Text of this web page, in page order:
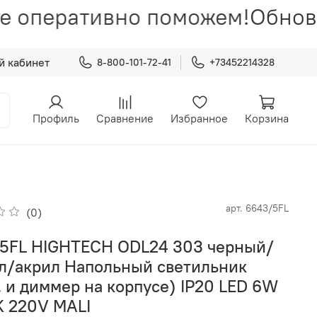
оперативно поможем!
кабинет 8-800-101-72-41 +73452214328
Профиль Сравнение Избранное Корзина
(0) арт. 6643/5FL
HIGHTECH ODL24 303 черный/
акрил Напольный светильник
диммер на корпусе) IP20 LED 6W
220V MALI